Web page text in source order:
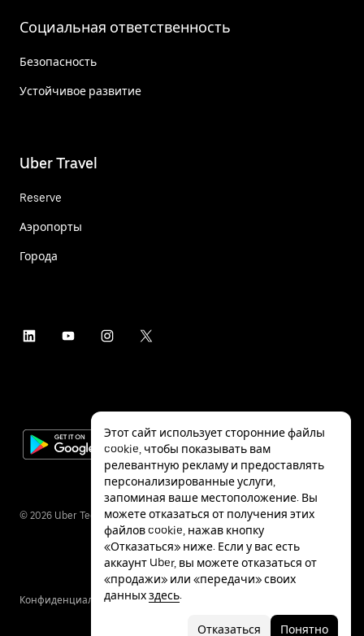
Социальная ответственность
Безопасность
Устойчивое развитие
Uber Travel
Reserve
Аэропорты
Города
© 2026 Uber Technologies Inc.
КонфиденциальностьСпециальные
Этот сайт использует сторонние файлы
cookie, чтобы показывать вам
релевантную рекламу и предоставлять
персонализированные услуги,
запоминая ваше местоположение. Вы
можете отказаться от получения этих
файлов cookie, нажав кнопку
«Отказаться» ниже. Если у вас есть
аккаунт Uber, вы можете отказаться от
«продажи» или «передачи» своих
данныхздесь.
Отказаться Понятно